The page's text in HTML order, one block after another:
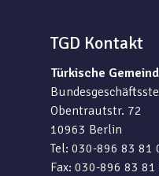
TGD Kontakt
Türkische
Obentrautstr. 72
10963 Berlin
Tel: 030-896 83 81
Fax: 030-896 83 81